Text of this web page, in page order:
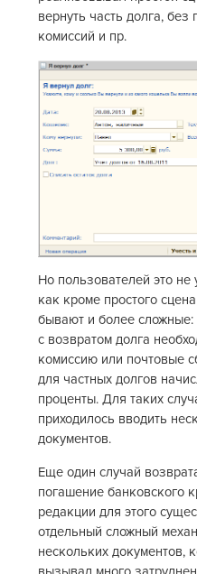
вернуть часть долга, без
комиссий и пр.
Но пользователей это не
как кроме простого
бывают и более
с возвратом долга
комиссию или почтовые
для частных долгов
проценты. Для таких
приходилось вводить
документов.
Еще один случай
погашение банковского
редакции для этого
отдельный сложный
нескольких документов,